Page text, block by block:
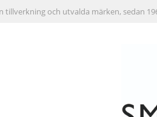
tillverkning och utvalda märken, sedan